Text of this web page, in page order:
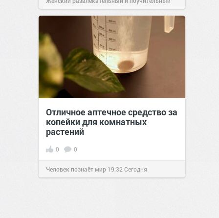
сайт.21:33Сегодня
Отличное аптечное средство за
копейки для комнатных
растений
0 0
Человек познаёт мир 19:32 Сегодня